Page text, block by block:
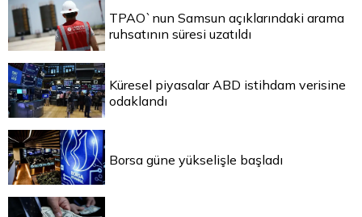
TPAO`nun Samsun açıklarındaki arama
ruhsatının süresi uzatıldı
Küresel piyasalar ABD istihdam verisine
odaklandı
Borsa güne yükselişle başladı